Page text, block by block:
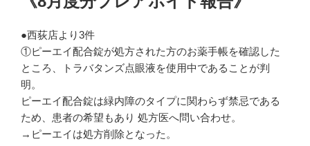
●西荻店より3件
①ピーエイ配合錠が処方された方のお薬手帳を確認した
ところ、トラバタンズ点眼液を使用中であることが判
明。
ピーエイ配合錠は緑内障のタイプに関わらず禁忌である
ため、患者の希望もあり 処方医へ問い合わせ。
→ピーエイは処方削除となった。